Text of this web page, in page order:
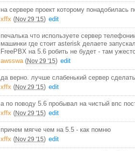
на сервере проект которому понадобилась
xffx (Nov 29 '15) edit
печалька что используете сервер
машинки где стоит asterisk делаете
FreePBX на 5.6 робить не будет - там
awsswa (Nov 29 '15) edit
да верно. лучше слабенький сервер
xffx (Nov 29 '15) edit
а по поводу 5.6 пробывал на чистый впс
xffx (Nov 29 '15) edit
причем мягче чем на 5.5 - как помню
xffx (Nov 29 '15) edit